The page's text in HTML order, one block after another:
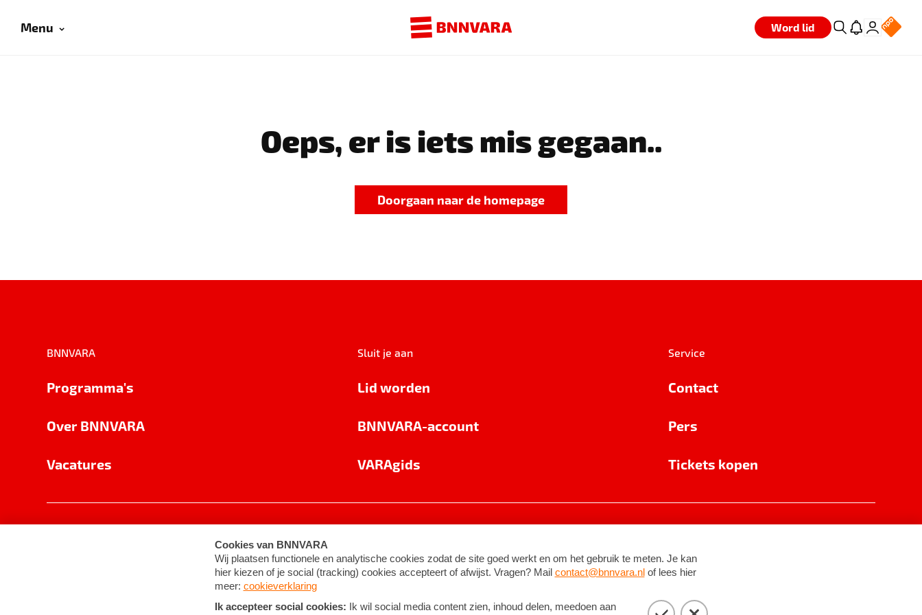
Menu Word lid
Oeps, er is iets mis gegaan..
Doorgaan naar de homepage
BNNVARA
Programma's
Over BNNVARA
Vacatures
Sluit je aan
Lid worden
BNNVARA-account
VARAgids
Service
Contact
Pers
Tickets kopen
Cookie-instellingen Algemene voorwaarden ©2026BNNVARA